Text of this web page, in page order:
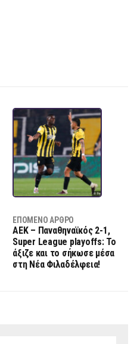
ΕΠΌΜΕΝΟ ΆΡΘΡΟ
ΑΕΚ – Παναθηναϊκός 2-1,
Super League playoffs: Το
άξιζε και το σήκωσε μέσα
στη Νέα Φιλαδέλφεια!